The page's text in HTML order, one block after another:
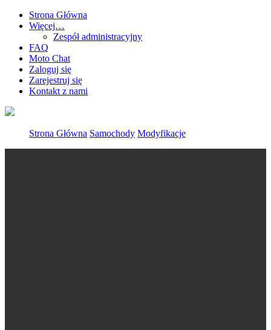
Strona Główna
Więcej…
Zespół administracyjny
FAQ
Moto Chat
Zaloguj się
Zarejestruj się
Kontakt z nami
Strona Główna Samochody Modyfikacje